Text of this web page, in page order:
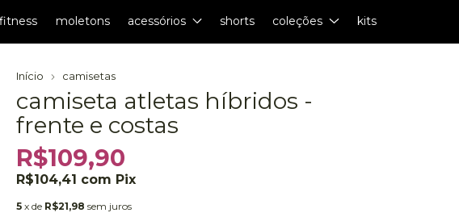
fitness moletons acessórios shorts coleções kits
Início camisetas
camiseta atletas híbridos -
frente e costas
R$109,90
R$104,41 com Pix
5 x de R$21,98 sem juros